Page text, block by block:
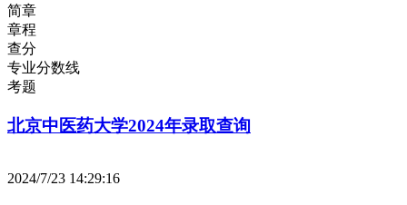
简章
章程
查分
专业分数线
考题
北京中医药大学2024年录取查询
2024/7/23 14:29:16